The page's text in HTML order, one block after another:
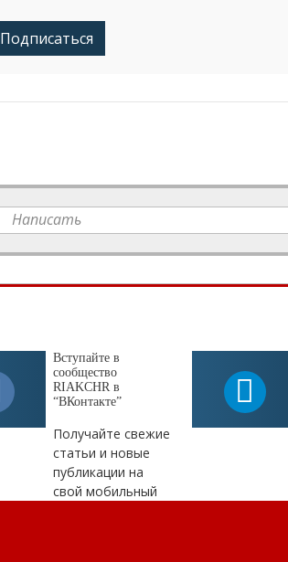
Подписаться
Написать
Вступайте в
сообщество
RIAKCHR в
“ВКонтакте”
Получайте свежие
статьи и новые
публикации на
свой мобильный